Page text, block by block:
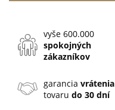
vyše 600.000
spokojných
zákazníkov
garanciavrátenia
tovarudo 30 dní